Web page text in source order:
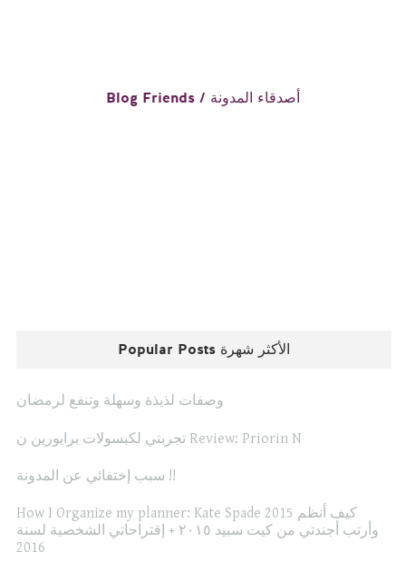
Blog Friends / أصدقاء المدونة
Popular Posts الأكثر شهرة
وصفات لذيذة وسهلة وتنفع لرمضان
تجربتي لكبسولات برايورين ن Review: Priorin N
سبب إختفائي عن المدونة !!
How I Organize my planner: Kate Spade 2015 كيف أنظم
وأرتب أجندتي من كيت سبيد ٢٠١٥ + إقتراحاتي الشخصية لسنة
2016